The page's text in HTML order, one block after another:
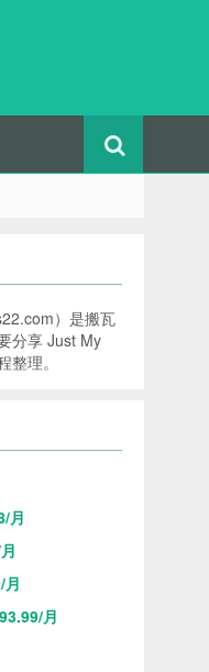
）是搬瓦
分享 Just My
理。
月
月